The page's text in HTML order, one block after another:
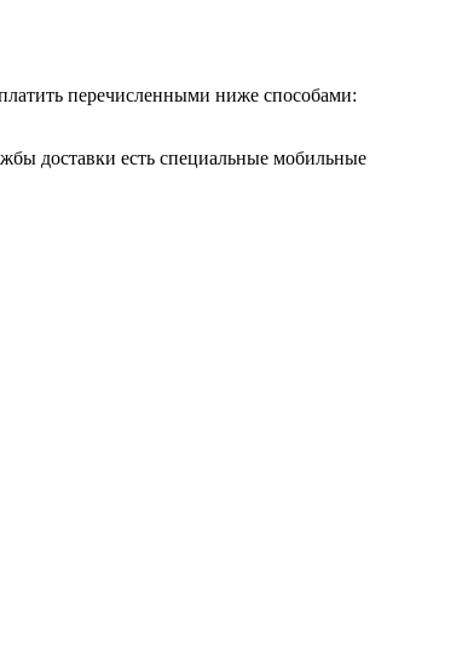
перечисленными ниже способами:
доставки есть специальные мобильные